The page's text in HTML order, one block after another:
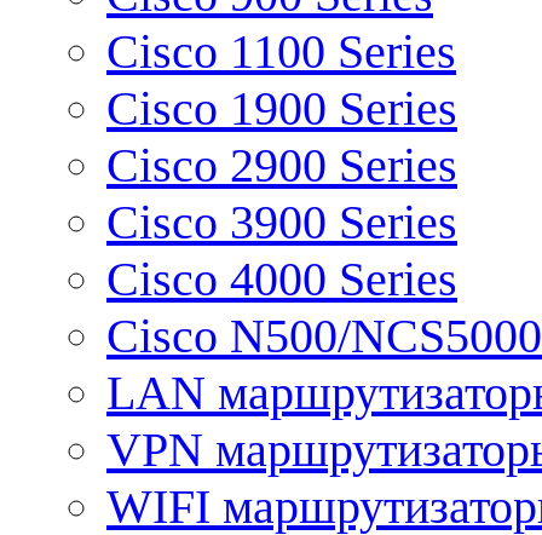
Cisco 1100 Series
Cisco 1900 Series
Cisco 2900 Series
Cisco 3900 Series
Cisco 4000 Series
Cisco N500/
LAN
VPN
WIFI